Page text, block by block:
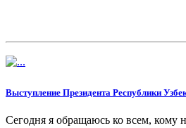
Выступление Президента Республики
Сегодня я обращаюсь ко всем, кому